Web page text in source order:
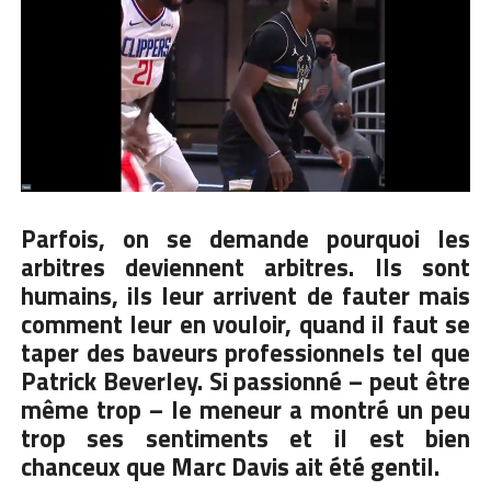
Parfois, on se demande pourquoi les
arbitres deviennent arbitres. Ils sont
humains, ils leur arrivent de fauter mais
comment leur en vouloir, quand il faut se
taper des baveurs professionnels tel que
Patrick Beverley. Si passionné – peut être
même trop – le meneur a montré un peu
trop ses sentiments et il est bien
chanceux que Marc Davis ait été gentil.